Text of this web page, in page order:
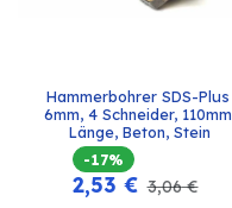
Hammerbohrer SDS-Plus
6mm, 4 Schneider, 110mm
Länge, Beton, Stein
-17%
2,53 € 3,06€